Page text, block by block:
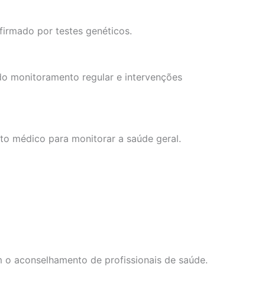
por testes genéticos.
monitoramento regular e intervenções
médico para monitorar a saúde geral.
aconselhamento de profissionais de saúde.